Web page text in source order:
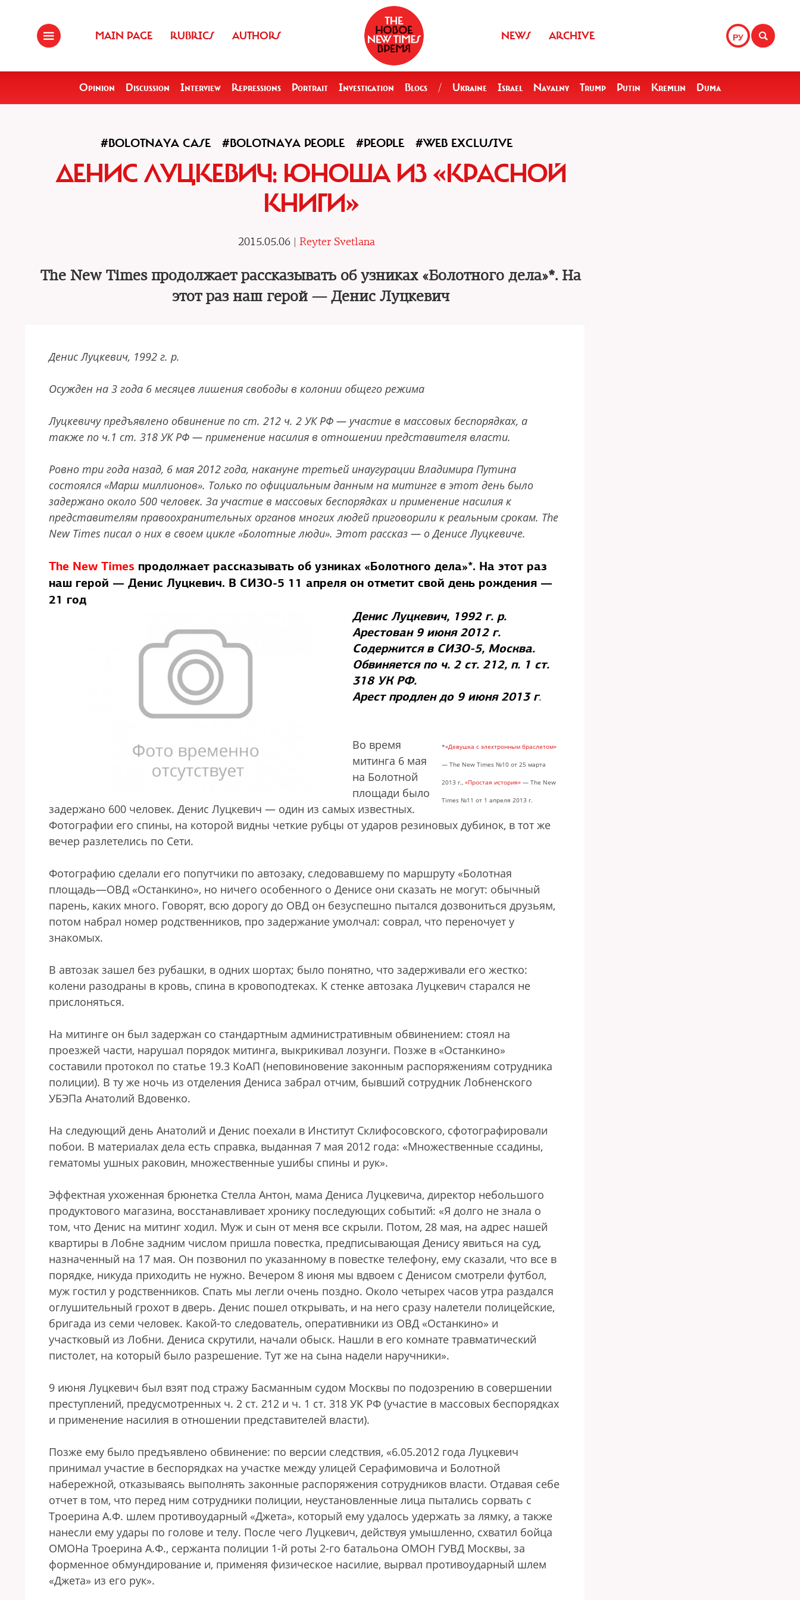
MAIN PAGE RUBRICS AUTHORS РУ
NEWS ARCHIVE
Opinion Discussion Interview Repressions Portrait Investigation Blogs / Ukraine Israel Navalny Trump Putin Kremlin Duma
#BOLOTNAYA CASE #BOLOTNAYA PEOPLE #PEOPLE #WEB EXCLUSIVE
ДЕНИС ЛУЦКЕВИЧ: ЮНОША ИЗ «КРАСНОЙ
КНИГИ»
2015.05.06 | Reyter Svetlana
The New Times продолжает рассказывать об узниках «Болотного дела»*. На
этот раз наш герой — Денис Луцкевич
Денис Луцкевич, 1992 г. р.
Осужден на 3 года 6 месяцев лишения свободы в колонии общего режима
Луцкевичу предъявлено обвинение по ст. 212 ч. 2 УК РФ — участие в массовых беспорядках, а
также по ч.1 ст. 318 УК РФ — применение насилия в отношении представителя власти.
Ровно три года назад, 6 мая 2012 года, накануне третьей инаугурации Владимира Путина
состоялся «Марш миллионов». Только по официальным данным на митинге в этот день было
задержано около 500 человек. За участие в массовых беспорядках и применение насилия к
представителям правоохранительных органов многих людей приговорили к реальным срокам. The
New Times писал о них в своем цикле «Болотные люди». Этот рассказ — о Денисе Луцкевиче.
The New Times продолжает рассказывать об узниках «Болотного дела»*. На этот раз
наш герой — Денис Луцкевич. В СИЗО-5 11 апреля он отметит свой день рождения —
21 год
Денис Луцкевич, 1992 г. р.
Арестован 9 июня 2012 г.
Содержится в СИЗО-5, Москва.
Обвиняется по ч. 2 ст. 212, п. 1 ст.
318 УК РФ.
Арест продлен до 9 июня 2013 г.
*«Девушка с электронным браслетом»
— The New Times №10 от 25 марта
2013 г., «Простая история» — The New
Times №11 от 1 апреля 2013 г.
Во время
митинга 6 мая
на Болотной
площади было
задержано 600 человек. Денис Луцкевич — один из самых известных.
Фотографии его спины, на которой видны четкие рубцы от ударов резиновых дубинок, в тот же
вечер разлетелись по Сети.
Фотографию сделали его попутчики по автозаку, следовавшему по маршруту «Болотная
площадь—ОВД «Останкино», но ничего особенного о Денисе они сказать не могут: обычный
парень, каких много. Говорят, всю дорогу до ОВД он безуспешно пытался дозвониться друзьям,
потом набрал номер родственников, про задержание умолчал: соврал, что переночует у
знакомых.
В автозак зашел без рубашки, в одних шортах; было понятно, что задерживали его жестко:
колени разодраны в кровь, спина в кровоподтеках. К стенке автозака Луцкевич старался не
прислоняться.
На митинге он был задержан со стандартным административным обвинением: стоял на
проезжей части, нарушал порядок митинга, выкрикивал лозунги. Позже в «Останкино»
составили протокол по статье 19.3 КоАП (неповиновение законным распоряжениям сотрудника
полиции). В ту же ночь из отделения Дениса забрал отчим, бывший сотрудник Лобненского
УБЭПа Анатолий Вдовенко.
На следующий день Анатолий и Денис поехали в Институт Склифосовского, сфотографировали
побои. В материалах дела есть справка, выданная 7 мая 2012 года: «Множественные ссадины,
гематомы ушных раковин, множественные ушибы спины и рук».
Эффектная ухоженная брюнетка Стелла Антон, мама Дениса Луцкевича, директор небольшого
продуктового магазина, восстанавливает хронику последующих событий: «Я долго не знала о
том, что Денис на митинг ходил. Муж и сын от меня все скрыли. Потом, 28 мая, на адрес нашей
квартиры в Лобне задним числом пришла повестка, предписывающая Денису явиться на суд,
назначенный на 17 мая. Он позвонил по указанному в повестке телефону, ему сказали, что все в
порядке, никуда приходить не нужно. Вечером 8 июня мы вдвоем с Денисом смотрели футбол,
муж гостил у родственников. Спать мы легли очень поздно. Около четырех часов утра раздался
оглушительный грохот в дверь. Денис пошел открывать, и на него сразу налетели полицейские,
бригада из семи человек. Какой-то следователь, оперативники из ОВД «Останкино» и
участковый из Лобни. Дениса скрутили, начали обыск. Нашли в его комнате травматический
пистолет, на который было разрешение. Тут же на сына надели наручники».
9 июня Луцкевич был взят под стражу Басманным судом Москвы по подозрению в совершении
преступлений, предусмотренных ч. 2 ст. 212 и ч. 1 ст. 318 УК РФ (участие в массовых беспорядках
и применение насилия в отношении представителей власти).
Позже ему было предъявлено обвинение: по версии следствия, «6.05.2012 года Луцкевич
принимал участие в беспорядках на участке между улицей Серафимовича и Болотной
набережной, отказываясь выполнять законные распоряжения сотрудников власти. Отдавая себе
отчет в том, что перед ним сотрудники полиции, неустановленные лица пытались сорвать с
Троерина А.Ф. шлем противоударный «Джета», который ему удалось удержать за лямку, а также
нанесли ему удары по голове и телу. После чего Луцкевич, действуя умышленно, схватил бойца
ОМОНа Троерина А.Ф., сержанта полиции 1-й роты 2-го батальона ОМОН ГУВД Москвы, за
форменное обмундирование и, применяя физическое насилие, вырвал противоударный шлем
«Джета» из его рук».